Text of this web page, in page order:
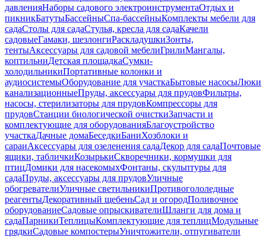
давленияНаборы садового электроинструментаОтдых и
пикникБатутыБассейныСпа-бассейныКомплекты мебели для
садаСтолы для садаСтулья, кресла для садаКачели
садовыеГамаки, шезлонгиРаскладушкиЗонты,
тентыАксессуары для садовой мебелиГрилиМангалы,
коптильниДетская площадкаСумки-
холодильникиПортативные колонки и
аудиосистемыОборудование для участкаБытовые насосыЛюки
канализационныеПруды, аксессуары для прудовФильтры,
насосы, стерилизаторы для прудовКомпрессоры для
прудовСтанции биологической очисткиЗапчасти и
комплектующие для оборудованияБлагоустройство
участкаДачные домаБеседкиБаниХозблоки и
сараиАксессуары для озеленения садаДекор для садаПочтовые
ящики, табличкиКозырькиСкворечники, кормушки для
птицДомики для насекомыхФонтаны, скульптуры для
садаПруды, аксессуары для прудовУличные
обогревателиУличные светильникиПротивогололедные
реагентыДекоративный щебеньСад и огородПоливочное
оборудованиеСадовые опрыскивателиШланги для дома и
садаПарникиТеплицыКомплектующие для теплицМодульные
грядкиСадовые компостерыУничтожители, отпугиватели